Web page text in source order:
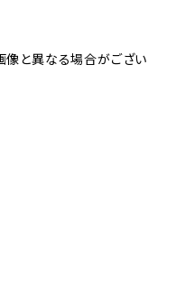
像と異なる場合がござい